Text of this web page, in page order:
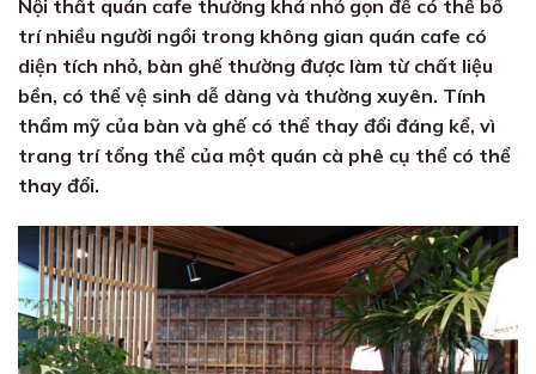
Nội thất quán cafe thường khá nhỏ gọn để có thể bố
trí nhiều người ngồi trong không gian quán cafe có
diện tích nhỏ, bàn ghế thường được làm từ chất liệu
bền, có thể vệ sinh dễ dàng và thường xuyên. Tính
thẩm mỹ của bàn và ghế có thể thay đổi đáng kể, vì
trang trí tổng thể của một quán cà phê cụ thể có thể
thay đổi.